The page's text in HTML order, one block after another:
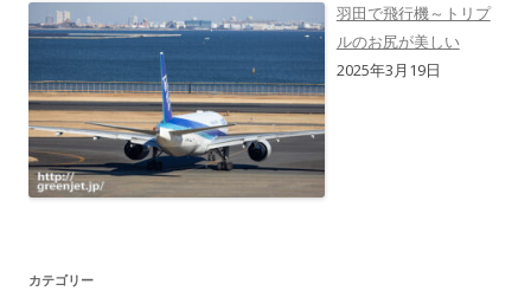
羽田で飛行機～トリプ
ルのお尻が美しい
2025年3月19日
カテゴリー